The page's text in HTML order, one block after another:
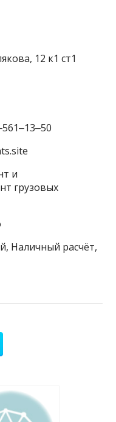
12 к1 ст1
и
грузовых
Наличный расчёт,